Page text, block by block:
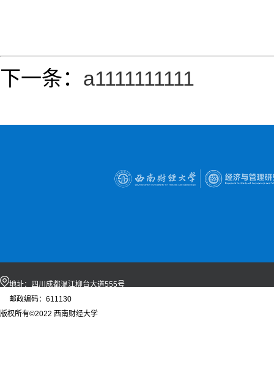
下一条： a1111111111
地址：四川成都温江柳台大道555号
邮政编码：611130
版权所有©2022 西南财经大学